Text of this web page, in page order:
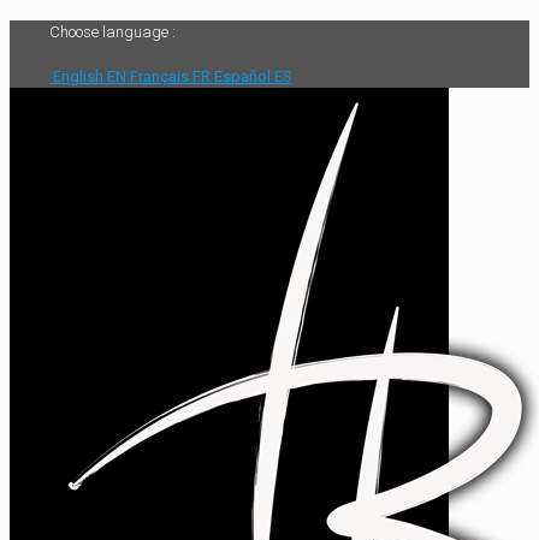
Choose language :
English EN Français FR Español ES